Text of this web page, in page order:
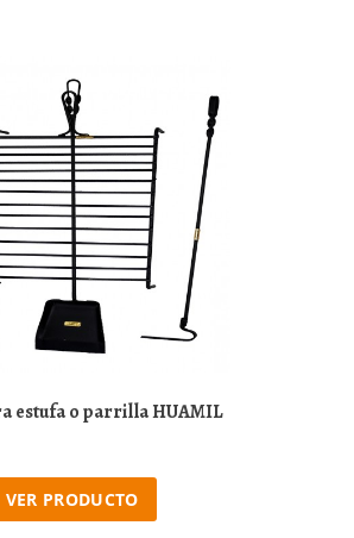
estufa o parrilla HUAMIL
VER PRODUCTO